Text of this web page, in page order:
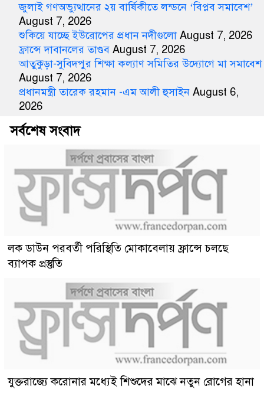
জুলাই গণঅভ্যুত্থানের ২য় বার্ষিকীতে লন্ডনে ‘বিপ্লব সমাবেশ’
August 7, 2026
শুকিয়ে যাচ্ছে ইউরোপের প্রধান নদীগুলো August 7, 2026
ফ্রান্সে দাবানলের তাণ্ডব August 7, 2026
আতুকুড়া-সুবিদপুর শিক্ষা কল্যাণ সমিতির উদ্যোগে মা সমাবেশ
August 7, 2026
প্রধানমন্ত্রী তারেক রহমান -এম আলী হুসাইন August 6,
2026
সর্বশেষ সংবাদ
লক ডাউন পরবর্তী পরিস্থিতি মোকাবেলায় ফ্রান্সে চলছে
ব্যাপক প্রস্তুতি
যুক্তরাজ্যে করোনার মধ্যেই শিশুদের মাঝে নতুন রোগের হানা